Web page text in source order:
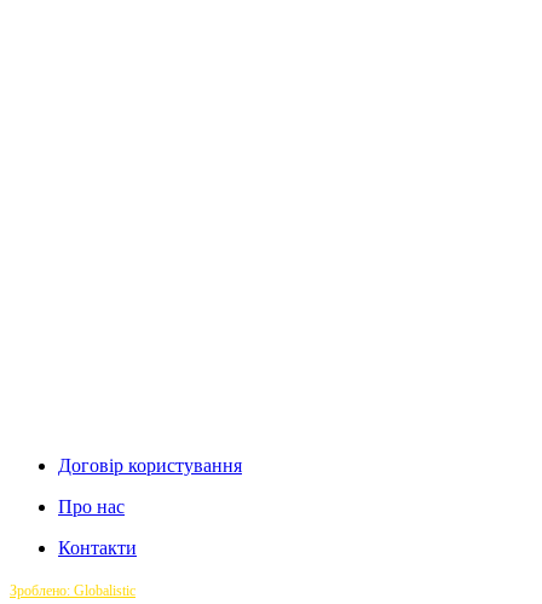
Договір користування
Про нас
Контакти
Зроблено: Globalistic